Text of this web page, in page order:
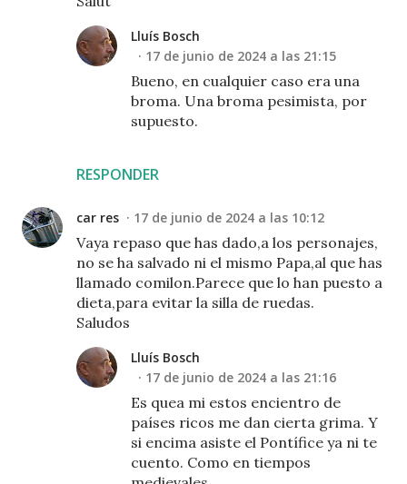
RESPONDER
Lluís Bosch
17 de junio de 2024 a las 21:15
Bueno, en cualquier caso era una
broma. Una broma pesimista, por
supuesto.
car res 17 de junio de 2024 a las 10:12
Vaya repaso que has dado,a los personajes,
no se ha salvado ni el mismo Papa,al que has
llamado comilon.Parece que lo han puesto a
dieta,para evitar la silla de ruedas.
Saludos
Lluís Bosch
17 de junio de 2024 a las 21:16
Es quea mi estos encientro de
países ricos me dan cierta grima. Y
si encima asiste el Pontífice ya ni te
cuento. Como en tiempos